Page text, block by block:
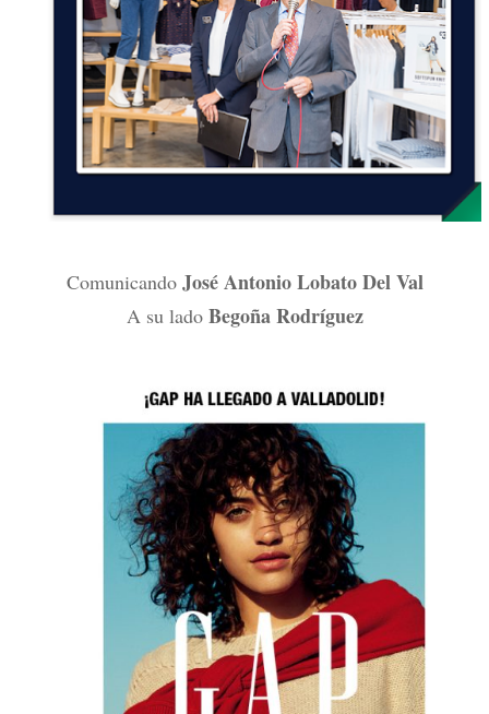
Comunicando José Antonio Lobato Del Val
A su lado Begoña Rodríguez